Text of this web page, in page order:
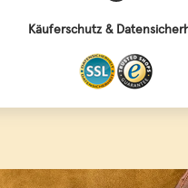
Käuferschutz &